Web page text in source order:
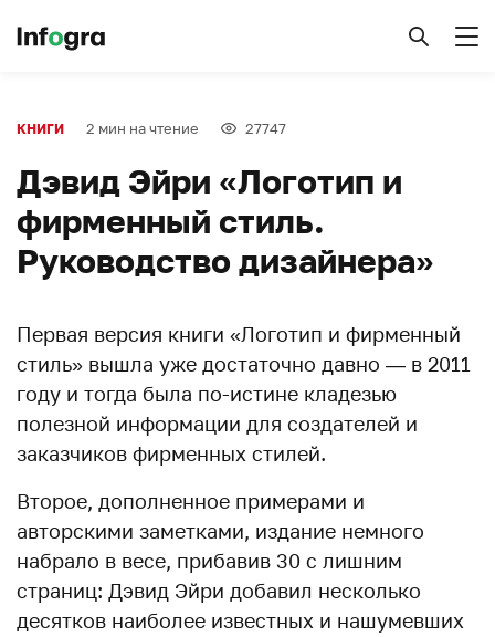
КНИГИ 2 мин на чтение 27747
Дэвид Эйри «Логотип и
фирменный стиль.
Руководство дизайнера»
Первая версия книги «Логотип и фирменный
стиль» вышла уже достаточно давно — в 2011
году и тогда была по-истине кладезью
полезной информации для создателей и
заказчиков фирменных стилей.
Второе, дополненное примерами и
авторскими заметками, издание немного
набрало в весе, прибавив 30 с лишним
страниц: Дэвид Эйри добавил несколько
десятков наиболее известных и нашумевших